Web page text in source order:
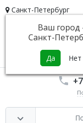
Санкт-Петербург
Ваш
Санкт-